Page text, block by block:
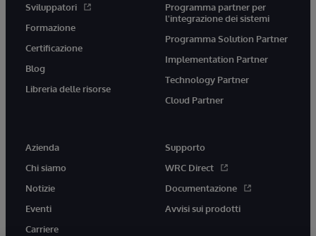
Sviluppatori
Formazione
Certificazione
Blog
Libreria delle risorse
Programma partner per
l'integrazione dei sistemi
Programma Solution Partner
Implementation Partner
Technology Partner
Cloud Partner
Azienda
Chi siamo
Notizie
Eventi
Carriere
Supporto
WRC Direct
Documentazione
Avvisi sui prodotti